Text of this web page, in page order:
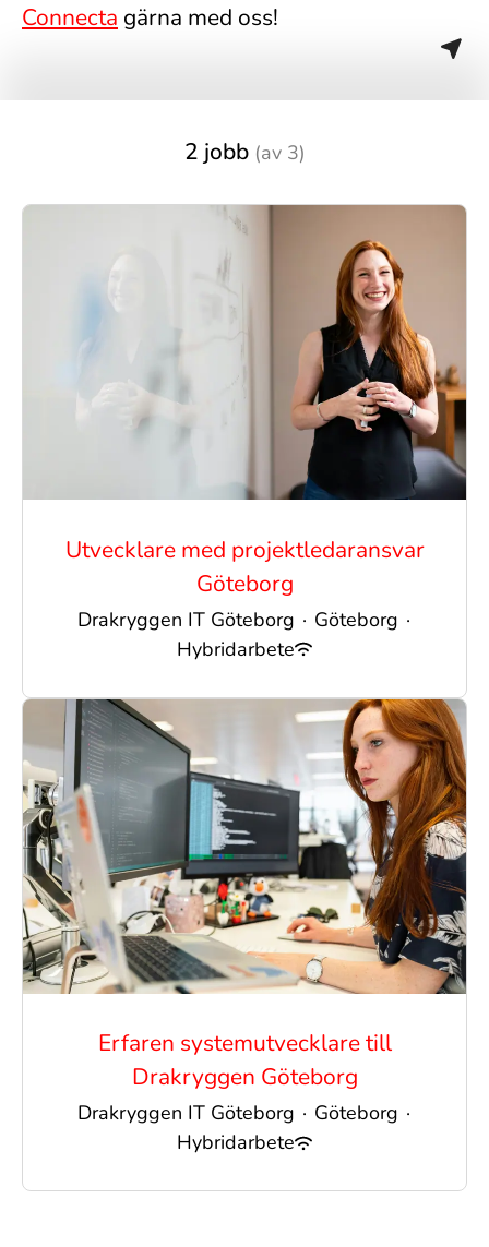
Connecta gärna med oss!
2 jobb (av 3)
Utvecklare med projektledaransvar
Göteborg
Drakryggen IT Göteborg · Göteborg ·
Hybridarbete
Erfaren systemutvecklare till
Drakryggen Göteborg
Drakryggen IT Göteborg · Göteborg ·
Hybridarbete